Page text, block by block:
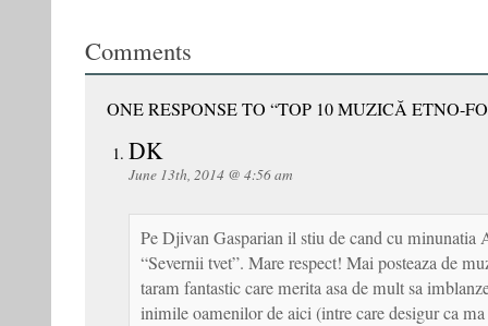
Comments
ONE RESPONSE TO “TOP 10 MUZICĂ ETNO-
DK
June 13th, 2014 @ 4:56 am
Pe Djivan Gasparian il stiu de cand cu minunatia
“Severnii tvet”. Mare respect! Mai posteaza de
taram fantastic care merita asa de mult sa
inimile oamenilor de aici (intre care desigur ca